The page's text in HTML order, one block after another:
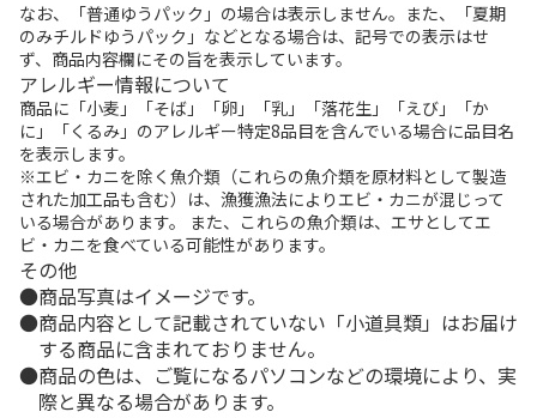
なお、「普通ゆうパック」の場合は表示しません。また、「夏期
のみチルドゆうパック」などとなる場合は、記号での表示はせ
ず、商品内容欄にその旨を表示しています。
アレルギー情報について
商品に「小麦」「そば」「卵」「乳」「落花生」「えび」「か
に」「くるみ」のアレルギー特定8品目を含んでいる場合に品目名
を表示します。
※エビ・カニを除く魚介類（これらの魚介類を原材料として製造
された加工品も含む）は、漁獲漁法によりエビ・カニが混じって
いる場合があります。 また、これらの魚介類は、エサとしてエ
ビ・カニを食べている可能性があります。
その他
商品写真はイメージです。
商品内容として記載されていない「小道具類」はお届け
する商品に含まれておりません。
商品の色は、ご覧になるパソコンなどの環境により、実
際と異なる場合があります。